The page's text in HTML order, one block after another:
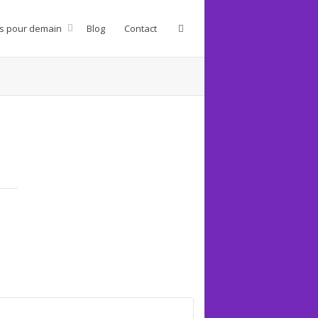
pour demain Blog Contact